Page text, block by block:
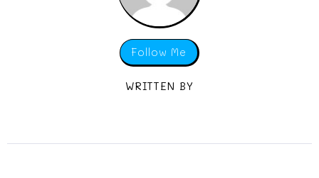
Follow Me
WRITTEN BY